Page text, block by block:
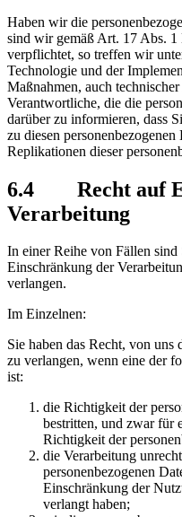
Haben wir die
sind wir gemäß Art. 17 Abs.
verpflichtet, so treffen wir
Technologie und der
Maßnahmen, auch
Verantwortliche, die die
darüber zu informieren, dass
zu diesen
Replikationen dieser
6.4 Recht auf
Verarbeitung
In einer Reihe von Fällen
Einschränkung der
verlangen.
Im Einzelnen:
Sie haben das Recht, von
zu verlangen, wenn eine der
ist:
die Richtigkeit der
bestritten, und zwar für
Richtigkeit der
die Verarbeitung
personenbezogenen
Einschränkung der
verlangt haben;